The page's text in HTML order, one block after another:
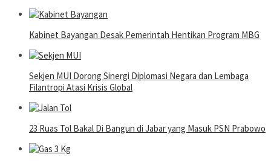
Kabinet Bayangan Desak Pemerintah Hentikan Program MBG
Sekjen MUI Dorong Sinergi Diplomasi Negara dan Lembaga
Filantropi Atasi Krisis Global
23 Ruas Tol Bakal Di Bangun di Jabar yang Masuk PSN Prabowo